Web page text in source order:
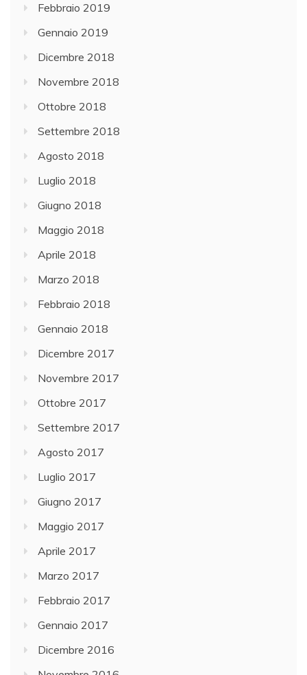
Febbraio 2019
Gennaio 2019
Dicembre 2018
Novembre 2018
Ottobre 2018
Settembre 2018
Agosto 2018
Luglio 2018
Giugno 2018
Maggio 2018
Aprile 2018
Marzo 2018
Febbraio 2018
Gennaio 2018
Dicembre 2017
Novembre 2017
Ottobre 2017
Settembre 2017
Agosto 2017
Luglio 2017
Giugno 2017
Maggio 2017
Aprile 2017
Marzo 2017
Febbraio 2017
Gennaio 2017
Dicembre 2016